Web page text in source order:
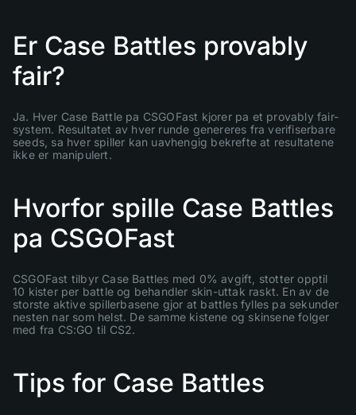
Er Case Battles provably
fair?
Ja. Hver Case Battle pa CSGOFast kjorer pa et provably fair-
system. Resultatet av hver runde genereres fra verifiserbare
seeds, sa hver spiller kan uavhengig bekrefte at resultatene
ikke er manipulert.
Hvorfor spille Case Battles
pa CSGOFast
CSGOFast tilbyr Case Battles med 0% avgift, stotter opptil
10 kister per battle og behandler skin-uttak raskt. En av de
storste aktive spillerbasene gjor at battles fylles pa sekunder
nesten nar som helst. De samme kistene og skinsene folger
med fra CS:GO til CS2.
Tips for Case Battles